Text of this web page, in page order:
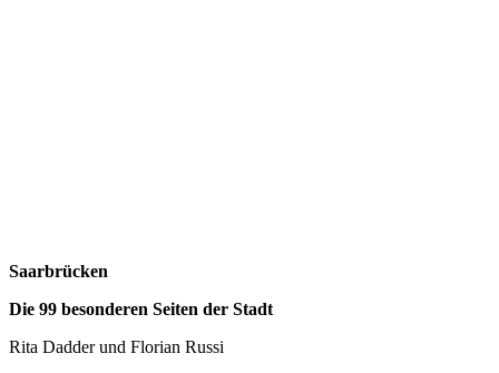
Saarbrücken
Die 99 besonderen Seiten der Stadt
Rita Dadder und Florian Russi